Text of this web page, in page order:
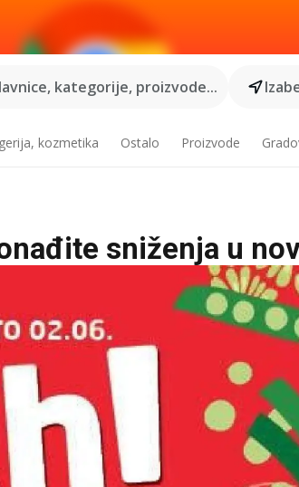
kategorije, proizvode...
kozmetika Ostalo Proizvode
sniženja u